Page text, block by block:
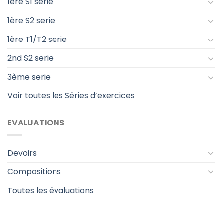
1ère S2 serie
1ère T1/T2 serie
2nd S2 serie
3ème serie
Voir toutes les Séries d’exercices
EVALUATIONS
Devoirs
Compositions
Toutes les évaluations